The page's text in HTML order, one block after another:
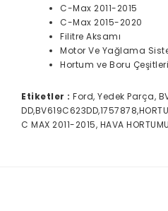
C-Max 2011-2015
C-Max 2015-2020
Filitre Aksamı
Motor Ve Yağlama
Hortum ve Boru Çeşitleri
Etiketler : Ford, Yedek Parça,
C MAX 2011-2015, HAVA